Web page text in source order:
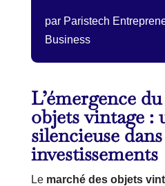
par Paristech
Business
L’émergence
objets vintage :
silencieuse
investissements
Le marché des objets